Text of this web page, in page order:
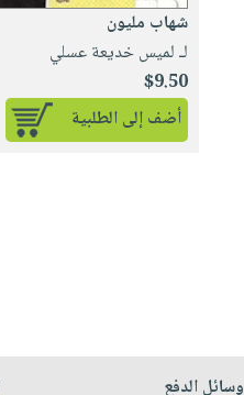
شهاب مليون
لـ لميس خديعة عسلي
$9.50
أضف إلى الطلبية
وسائل الدفع